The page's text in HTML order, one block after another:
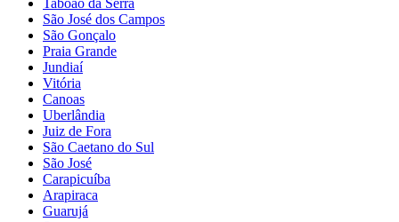
São José dos Campos
São Gonçalo
Praia Grande
Jundiaí
Vitória
Canoas
Uberlândia
Juiz de Fora
São Caetano do Sul
São José
Carapicuíba
Arapiraca
Guarujá